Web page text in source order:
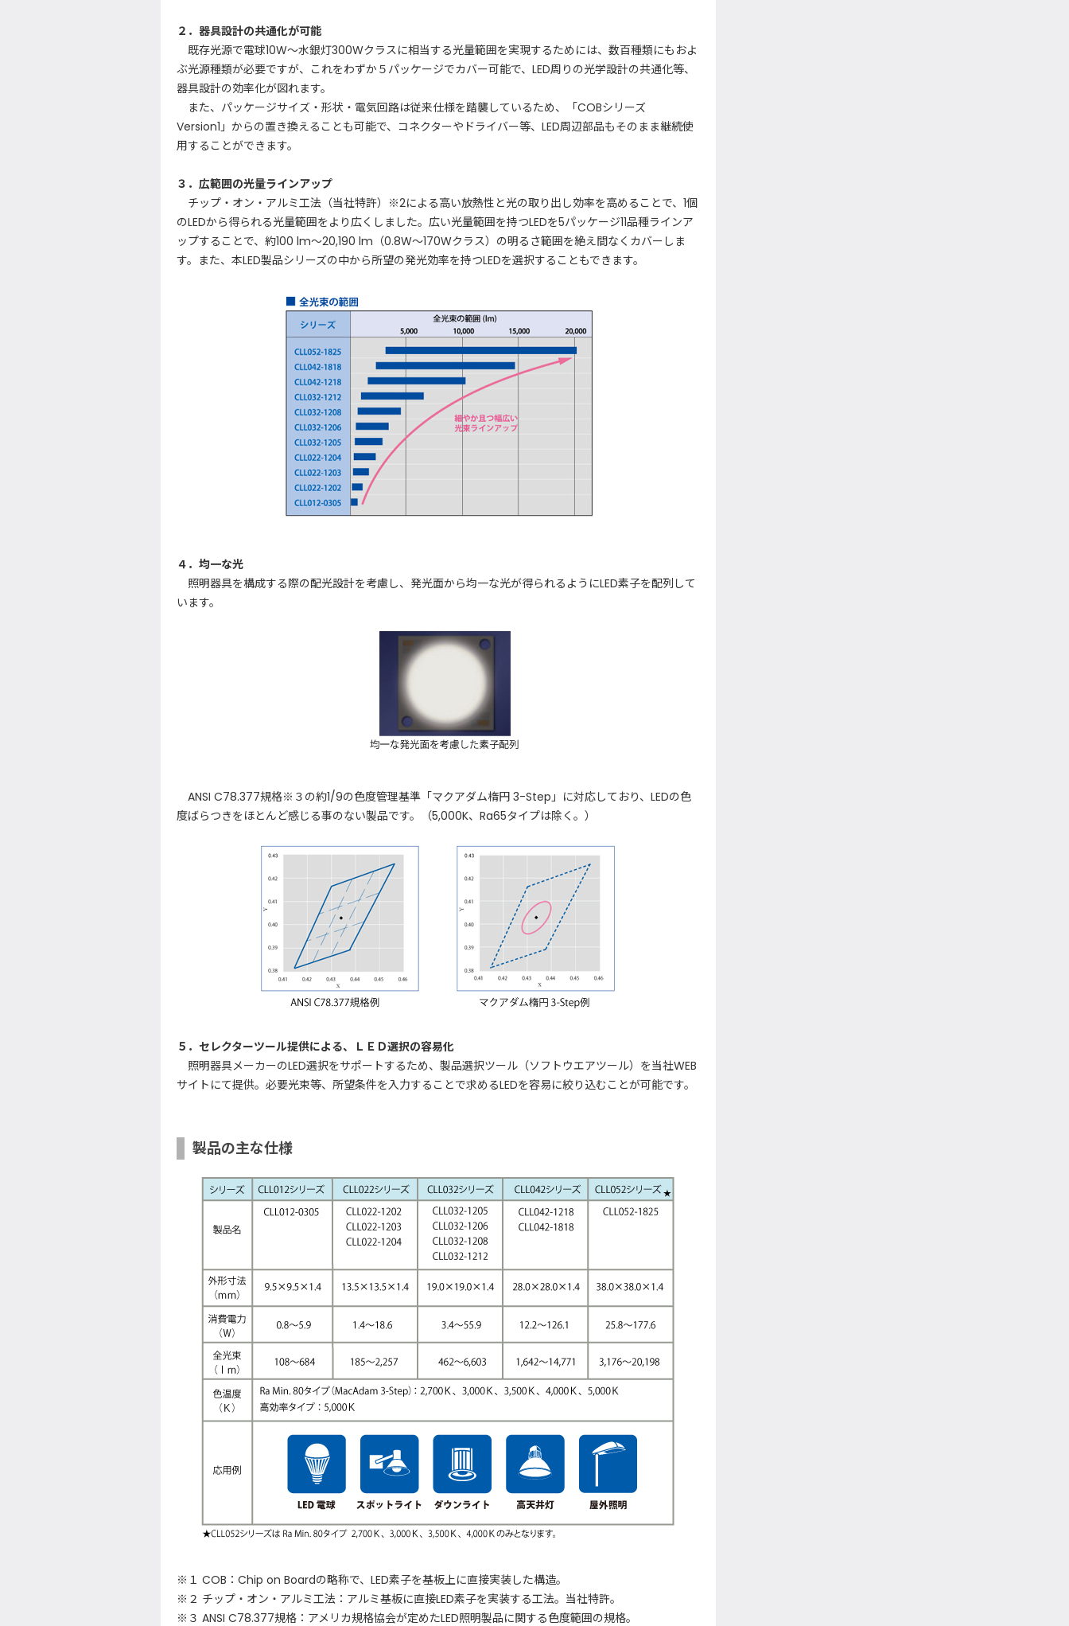
２．器具設計の共通化が可能
既存光源で電球10W～水銀灯300Wクラスに相当する光量範囲を実現するためには、数百種類にもおよ
ぶ光源種類が必要ですが、これをわずか５パッケージでカバー可能で、LED周りの光学設計の共通化等、
器具設計の効率化が図れます。
また、パッケージサイズ・形状・電気回路は従来仕様を踏襲しているため、「COBシリーズ
Version1」からの置き換えることも可能で、コネクターやドライバー等、LED周辺部品もそのまま継続使
用することができます。
３．広範囲の光量ラインアップ
チップ・オン・アルミ工法（当社特許）※2による高い放熱性と光の取り出し効率を高めることで、1個
のLEDから得られる光量範囲をより広くしました。広い光量範囲を持つLEDを5パッケージ11品種ラインア
ップすることで、約100 lm～20,190 lm（0.8W～170Wクラス）の明るさ範囲を絶え間なくカバーしま
す。また、本LED製品シリーズの中から所望の発光効率を持つLEDを選択することもできます。
４．均一な光
照明器具を構成する際の配光設計を考慮し、発光面から均一な光が得られるようにLED素子を配列して
います。
ANSI C78.377規格※３の約1/9の色度管理基準「マクアダム楕円 3-Step」に対応しており、LEDの色
度ばらつきをほとんど感じる事のない製品です。（5,000K、Ra65タイプは除く。）
５．セレクターツール提供による、ＬＥＤ選択の容易化
照明器具メーカーのLED選択をサポートするため、製品選択ツール（ソフトウエアツール）を当社WEB
サイトにて提供。必要光束等、所望条件を入力することで求めるLEDを容易に絞り込むことが可能です。
製品の主な仕様
※１ COB：Chip on Boardの略称で、LED素子を基板上に直接実装した構造。
※２ チップ・オン・アルミ工法：アルミ基板に直接LED素子を実装する工法。当社特許。
※３ ANSI C78.377規格：アメリカ規格協会が定めたLED照明製品に関する色度範囲の規格。